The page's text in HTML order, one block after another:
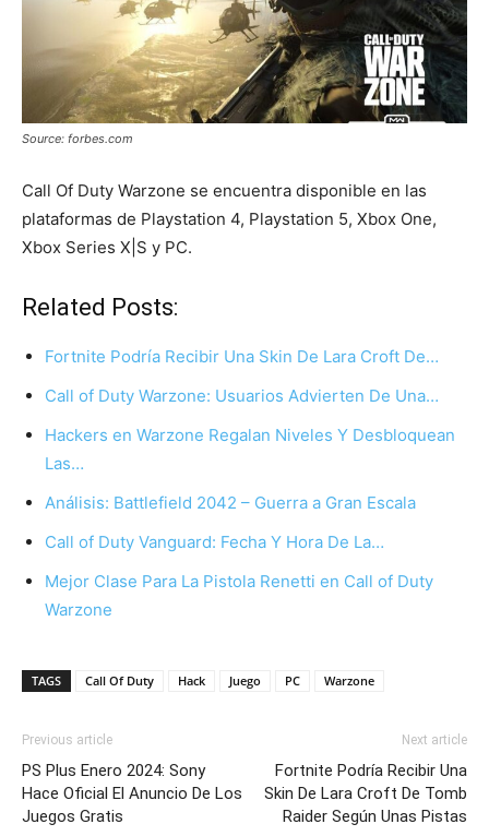
Source: forbes.com
Call Of Duty Warzone se encuentra disponible en las
plataformas de Playstation 4, Playstation 5, Xbox One,
Xbox Series X|S y PC.
Related Posts:
Fortnite Podría Recibir Una Skin De Lara Croft De…
Call of Duty Warzone: Usuarios Advierten De Una…
Hackers en Warzone Regalan Niveles Y Desbloquean
Las…
Análisis: Battlefield 2042 – Guerra a Gran Escala
Call of Duty Vanguard: Fecha Y Hora De La…
Mejor Clase Para La Pistola Renetti en Call of Duty
Warzone
TAGS Call Of Duty Hack Juego PC Warzone
Previous article
PS Plus Enero 2024: Sony
Hace Oficial El Anuncio De Los
Juegos Gratis
Next article
Fortnite Podría Recibir Una
Skin De Lara Croft De Tomb
Raider Según Unas Pistas